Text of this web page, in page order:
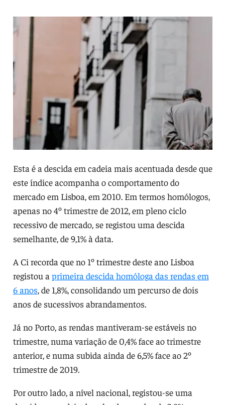
Esta é a descida em cadeia mais acentuada desde que
este índice acompanha o comportamento do
mercado em Lisboa, em 2010. Em termos homólogos,
apenas no 4º trimestre de 2012, em pleno ciclo
recessivo de mercado, se registou uma descida
semelhante, de 9,1% à data.
A Ci recorda que no 1º trimestre deste ano Lisboa
registou a primeira descida homóloga das rendas em
6 anos, de 1,8%, consolidando um percurso de dois
anos de sucessivos abrandamentos.
Já no Porto, as rendas mantiveram-se estáveis no
trimestre, numa variação de 0,4% face ao trimestre
anterior, e numa subida ainda de 6,5% face ao 2º
trimestre de 2019.
Por outro lado, a nível nacional, registou-se uma